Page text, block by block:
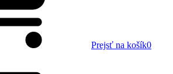
Prejsť na košík0